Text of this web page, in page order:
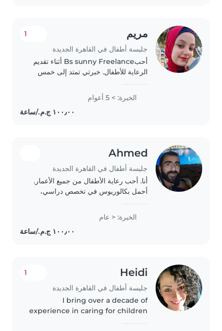
مريم
جليسة أطفال في القاهرة الجديدة
1
أحبBs sunny Freelance أثناء تقديم
الرعاية للأطفال. خبرتي تمتد إلى خمس
من الرضع وصولاً إلى الأطفال في سن
المدرسة. لدي خلفية جامعية في
الخبرة: > 5 أعوام
Ahmed
جليسة أطفال في القاهرة الجديدة
أنا. أحب رعاية الأطفال من جميع الأعمار.
أحمل بكالوريوس في تخصص دراسي،
وصبور. أستطيع مساعدتك في أداء
واجباتهم المدرسية أيضًا! أحب تقديم
الخبرة: < عام
Heidi
جليسة أطفال في القاهرة الجديدة
1
I bring over a decade of
experience in caring for children